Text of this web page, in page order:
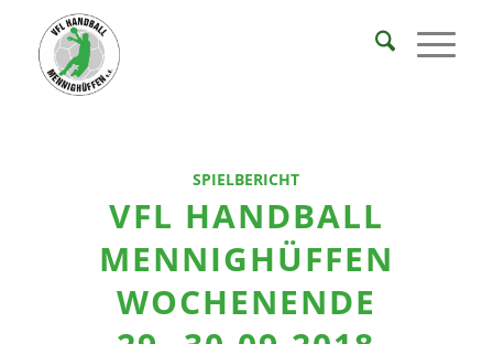
SPIELBERICHT
VFL HANDBALL
MENNIGHÜFFEN
WOCHENENDE